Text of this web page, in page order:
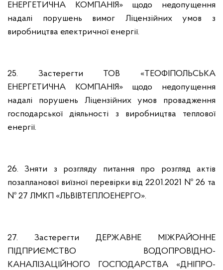
ЕНЕРГЕТИЧНА КОМПАНІЯ» щодо недопущення
надалі порушень вимог Ліцензійних умов з
виробництва електричної енергії.
25. Застерегти ТОВ «ТЕОФІПОЛЬСЬКА
ЕНЕРГЕТИЧНА КОМПАНІЯ» щодо недопущення
надалі порушень Ліцензійних умов провадження
господарської діяльності з виробництва теплової
енергії.
26. Зняти з розгляду питання про розгляд актів
позапланової виїзної перевірки від 22.01.2021 № 26 та
№ 27 ЛМКП «ЛЬВІВТЕПЛОЕНЕРГО».
27. Застерегти ДЕРЖАВНЕ МІЖРАЙОННЕ
ПІДПРИЄМСТВО ВОДОПРОВІДНО-
КАНАЛІЗАЦІЙНОГО ГОСПОДАРСТВА «ДНІПРО-